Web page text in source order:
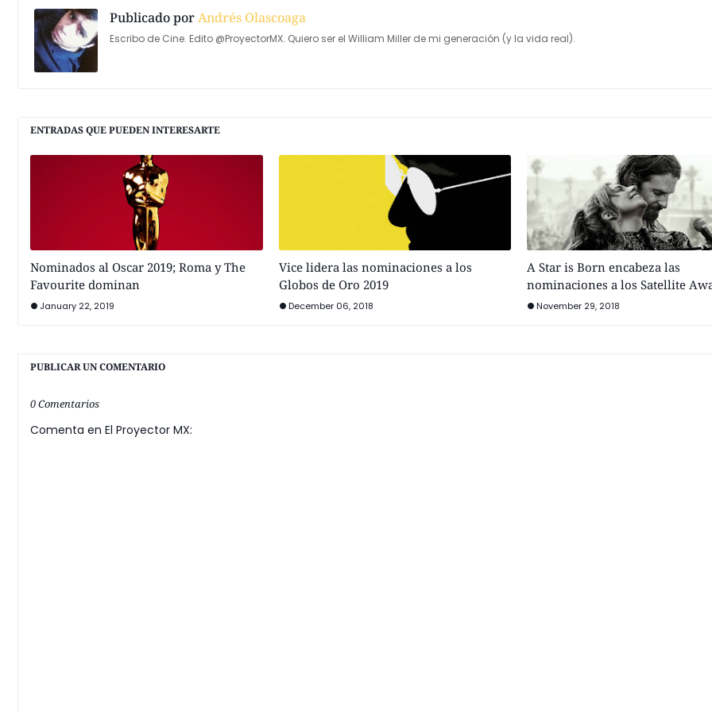
Publicado porAndrés Olascoaga
Escribo de Cine. Edito @ProyectorMX. Quiero ser el William Miller de mi generación (y la vida real).
ENTRADAS QUE PUEDEN INTERESARTE
Nominados al Oscar 2019; Roma y The
Favourite dominan
January 22, 2019
Vice lidera las nominaciones a los
Globos de Oro 2019
December 06, 2018
A Star is Born encabeza las
nominaciones a los Satellite
November 29, 2018
PUBLICAR UN COMENTARIO
0 Comentarios
Comenta en El Proyector MX: